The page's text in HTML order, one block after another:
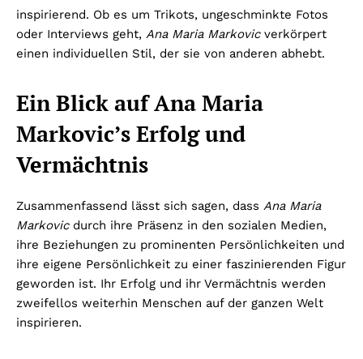
inspirierend. Ob es um Trikots, ungeschminkte Fotos
oder Interviews geht, Ana Maria Markovicverkörpert
einen individuellen Stil, der sie von anderen abhebt.
Ein Blick auf Ana Maria
Markovic’s Erfolg und
Vermächtnis
Zusammenfassend lässt sich sagen, dass Ana Maria
Markovicdurch ihre Präsenz in den sozialen Medien,
ihre Beziehungen zu prominenten Persönlichkeiten und
ihre eigene Persönlichkeit zu einer faszinierenden Figur
geworden ist. Ihr Erfolg und ihr Vermächtnis werden
zweifellos weiterhin Menschen auf der ganzen Welt
inspirieren.